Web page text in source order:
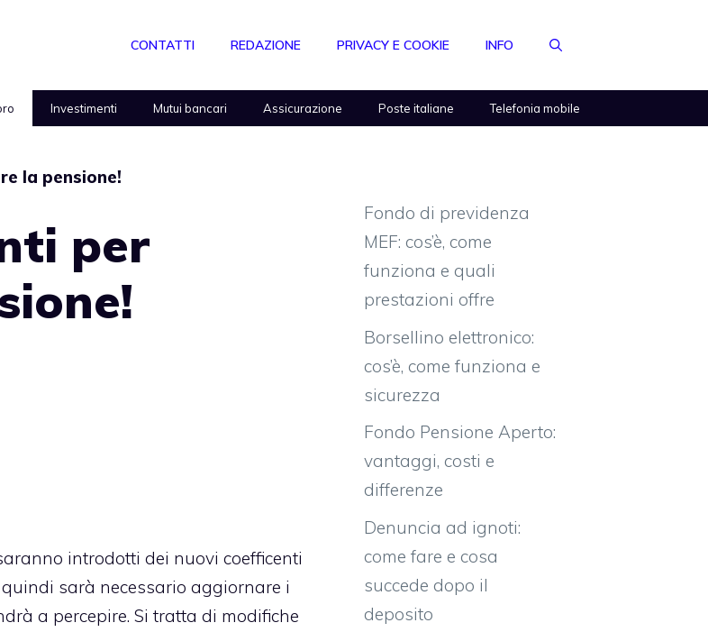
CONTATTI REDAZIONE PRIVACY E COOKIE INFO
Investimenti Mutui bancari Assicurazione Poste italiane Telefonia mobile
la pensione!
per
introdotti dei nuovi coefficenti
sarà necessario aggiornare i
a percepire. Si tratta di modifiche
Fondo di previdenza
MEF: cos’è, come
funziona e quali
prestazioni offre
Borsellino elettronico:
cos’è, come funziona e
sicurezza
Fondo Pensione Aperto:
vantaggi, costi e
differenze
Denuncia ad ignoti:
come fare e cosa
succede dopo il
deposito